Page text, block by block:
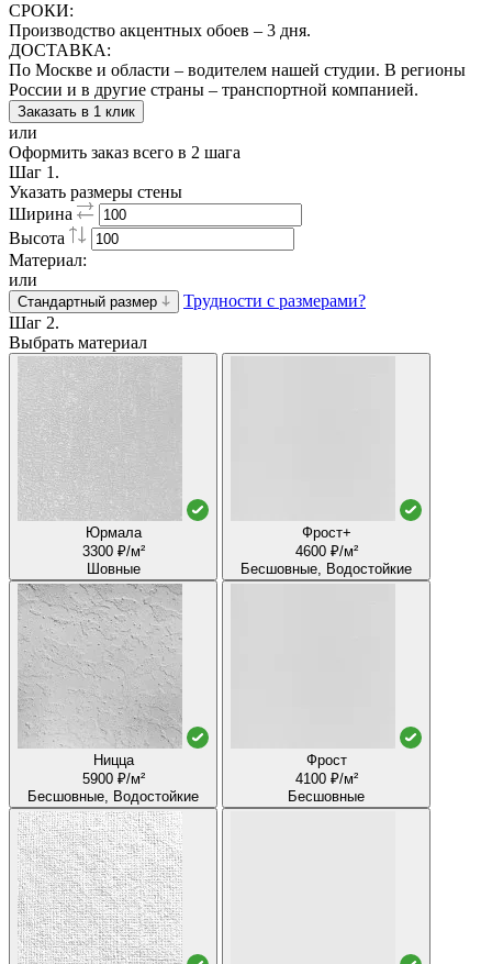
СРОКИ:
Производство акцентных обоев – 3 дня.
ДОСТАВКА:
По Москве и области – водителем нашей студии. В регионы
России и в другие страны – транспортной компанией.
Заказать в 1 клик
или
Оформить заказ всего в 2 шага
Шаг 1.
Указать размеры стены
Ширина
Высота
Материал:
или
Стандартный размер
Трудности с размерами?
Шаг 2.
Выбрать материал
Юрмала
3300 ₽/м²
Шовные
Фрост+
4600 ₽/м²
Бесшовные, Водостойкие
Ницца
5900 ₽/м²
Бесшовные, Водостойкие
Фрост
4100 ₽/м²
Бесшовные